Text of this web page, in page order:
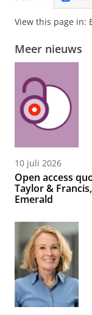
View this page in:
Meer nieuws
10 juli 2026
Open access
Taylor &
Emerald